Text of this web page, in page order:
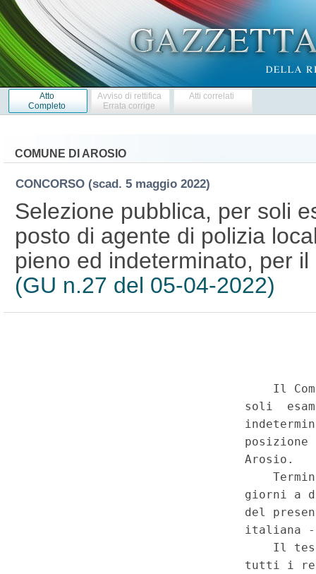
Atto
Completo
Avviso di rettifica
Errata corrige
Atti correlati
COMUNE DI AROSIO
CONCORSO (scad. 5 maggio 2022)
Selezione pubblica, per soli
posto di agente di polizia
pieno ed indeterminato, per
(GU n.27 del 05-04-2022)